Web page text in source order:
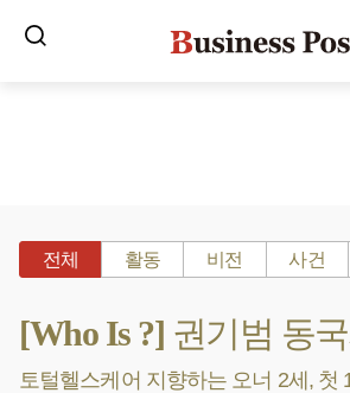
전체 활동 비전 사건
[Who Is ?] 권기범 동
토털헬스케어 지향하는 오너 2세, 첫